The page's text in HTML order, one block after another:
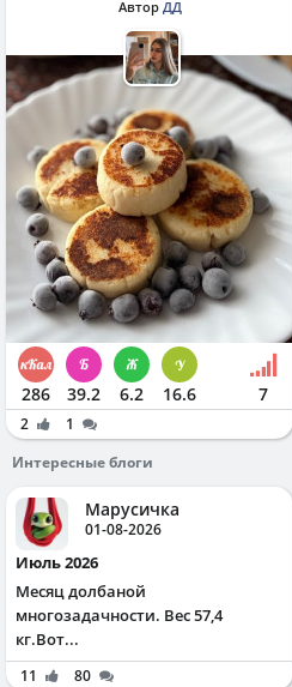
Автор ДД
286 39.2 6.2 16.6 7
2
1
Интересные блоги
Марусичка
01-08-2026
Июль 2026
Месяц долбаной
многозадачности. Вес 57,4
кг.Вот...
11 80